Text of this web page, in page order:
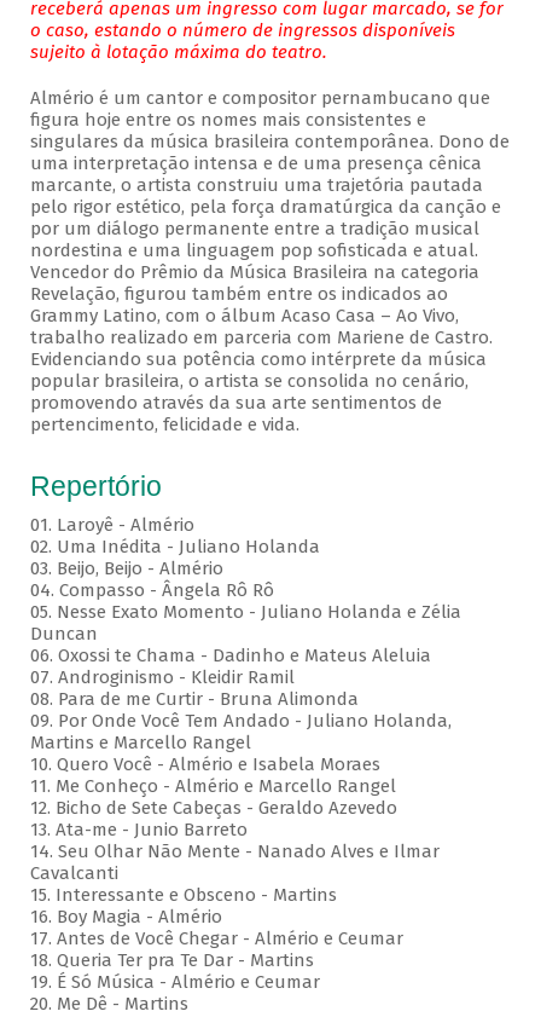
receberá apenas um ingresso com lugar marcado, se for
o caso, estando o número de ingressos disponíveis
sujeito à lotação máxima do teatro.
Almério é um cantor e compositor pernambucano que
figura hoje entre os nomes mais consistentes e
singulares da música brasileira contemporânea. Dono de
uma interpretação intensa e de uma presença cênica
marcante, o artista construiu uma trajetória pautada
pelo rigor estético, pela força dramatúrgica da canção e
por um diálogo permanente entre a tradição musical
nordestina e uma linguagem pop sofisticada e atual.
Vencedor do Prêmio da Música Brasileira na categoria
Revelação, figurou também entre os indicados ao
Grammy Latino, com o álbum Acaso Casa – Ao Vivo,
trabalho realizado em parceria com Mariene de Castro.
Evidenciando sua potência como intérprete da música
popular brasileira, o artista se consolida no cenário,
promovendo através da sua arte sentimentos de
pertencimento, felicidade e vida.
Repertório
01. Laroyê - Almério
02. Uma Inédita - Juliano Holanda
03. Beijo, Beijo - Almério
04. Compasso - Ângela Rô Rô
05. Nesse Exato Momento - Juliano Holanda e Zélia
Duncan
06. Oxossi te Chama - Dadinho e Mateus Aleluia
07. Androginismo - Kleidir Ramil
08. Para de me Curtir - Bruna Alimonda
09. Por Onde Você Tem Andado - Juliano Holanda,
Martins e Marcello Rangel
10. Quero Você - Almério e Isabela Moraes
11. Me Conheço - Almério e Marcello Rangel
12. Bicho de Sete Cabeças - Geraldo Azevedo
13. Ata-me - Junio Barreto
14. Seu Olhar Não Mente - Nanado Alves e Ilmar
Cavalcanti
15. Interessante e Obsceno - Martins
16. Boy Magia - Almério
17. Antes de Você Chegar - Almério e Ceumar
18. Queria Ter pra Te Dar - Martins
19. É Só Música - Almério e Ceumar
20. Me Dê - Martins